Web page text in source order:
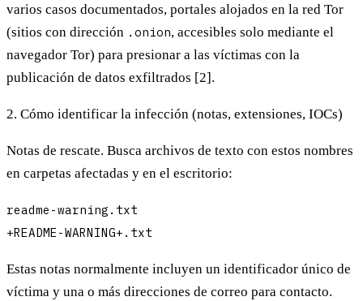
varios casos documentados, portales alojados en la red Tor
(sitios con dirección .onion, accesibles solo mediante el
navegador Tor) para presionar a las víctimas con la
publicación de datos exfiltrados [2].
2. Cómo identificar la infección (notas, extensiones, IOCs)
Notas de rescate. Busca archivos de texto con estos nombres
en carpetas afectadas y en el escritorio:
readme-warning.txt
+README-WARNING+.txt
Estas notas normalmente incluyen un identificador único de
víctima y una o más direcciones de correo para contacto.